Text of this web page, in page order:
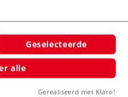
Geselecteerde
alle
Gerealiseerd met Klaro!